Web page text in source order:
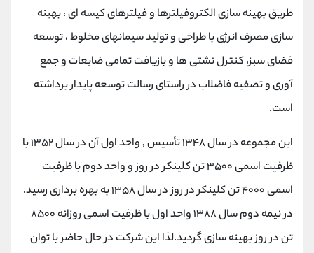
طریق بهینه سازی الکتروفیلترها و فیلترهای کیسه ای ، بهینه
سازی مصرف انرژی با طراحی و تولید سیمانهای مخلوط ، توسعه
فضای سبز، کنترل نشتی ها و بازیافت تمامی ضایعات و جمع
آوری و تصفیه فاضلاب در راستای رسالت توسعه پایدار برداشته
است.
این مجموعه در سال ۱۳۴۸ تأسیس , واحد اول آن در سال ۱۳۵۲ با
ظرفیت اسمی ۳۵۰۰ تن کلینکر در روز و واحد دوم با ظرفیت
اسمی ۴۰۰۰ تن کلینکر در روز در سال ۱۳۵۸ به بهره برداری رسید.
در نیمه دوم سال ۱۳۸۸ واحد اول با ظرفیت اسمی روزانه ۸۵۰۰
تن در روز بهینه سازی گردید.لذا این شرکت در حال حاضر با توان